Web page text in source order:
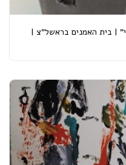
| בית האמנים בראשל"צ |